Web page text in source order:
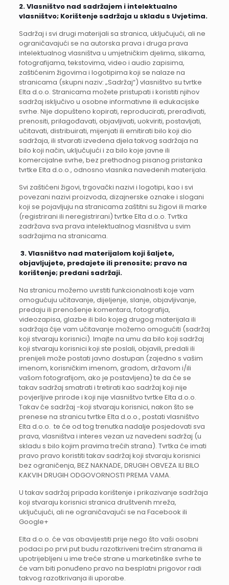
2. Vlasništvo nad sadržajem i intelektualno
vlasništvo; Korištenje sadržaja u skladu s Uvjetima.
Sadržaj i svi drugi materijali sa stranica, uključujući, ali ne
ograničavajući se na autorska prava i druga prava
intelektualnog vlasništva u umjetničkim djelima, slikama,
fotografijama, tekstovima, video i audio zapisima,
zaštićenim žigovima i logotipima koji se nalaze na
stranicama (skupni naziv: „Sadržaj“) vlasništvo su tvrtke
Elta d.o.o. Stranicama možete pristupati i koristiti njihov
sadržaj isključivo u osobne informativne ili edukacijske
svrhe. Nije dopušteno kopirati, reproducirati, prerađivati,
prenositi, prilagođavati, objavljivati, uokviriti, postavljati,
učitavati, distribuirati, mijenjati ili emitirati bilo koji dio
sadržaja, ili stvarati izvedena djela takvog sadržaja na
bilo koji način, uključujući i za bilo koje javne ili
komercijalne svrhe, bez prethodnog pisanog pristanka
tvrtke Elta d.o.o., odnosno vlasnika navedenih materijala.
Svi zaštićeni žigovi, trgovački nazivi i logotipi, kao i svi
povezani nazivi proizvoda, dizajnerske oznake i slogani
koji se pojavljuju na stranicama zaštitni su žigovi ili marke
(registrirani ili neregistrirani) tvrtke Elta d.o.o. Tvrtka
zadržava sva prava intelektualnog vlasništva u svim
sadržajima na stranicama.
3.Vlasništvo nad materijalom koji šaljete,
objavljujete, predajete ili prenosite; pravo na
korištenje; predani sadržaji.
Na stranicu možemo uvrstiti funkcionalnosti koje vam
omogućuju učitavanje, dijeljenje, slanje, objavljivanje,
predaju ili prenošenje komentara, fotografija,
videozapisa, glazbe ili bilo kojeg drugog materijala ili
sadržaja čije vam učitavanje možemo omogućiti (sadržaj
koji stvaraju korisnici). Imajte na umu da bilo koji sadržaj
koji stvaraju korisnici koji ste poslali, objavili, predali ili
prenijeli može postati javno dostupan (zajedno s vašim
imenom, korisničkim imenom, gradom, državom i/ili
vašom fotografijom, ako je postavljena) te da će se
takav sadržaj smatrati i tretirati kao sadržaj koji nije
povjerljive prirode i koji nije vlasništvo tvrtke Elta d.o.o.
Takav će sadržaj -koji stvaraju korisnici, nakon što se
prenese na stranicu tvrtke Elta d.o.o., postati vlasništvo
Elta d.o.o. te će od tog trenutka nadalje posjedovati sva
prava, vlasništva i interes vezan uz navedeni sadržaj (u
skladu s bilo kojim pravima trećih strana). Tvrtka će imati
pravo pravo koristiti takav sadržaj koji stvaraju korisnici
bez ograničenja, BEZ NAKNADE, DRUGIH OBVEZA ILI BILO
KAKVIH DRUGIH ODGOVORNOSTI PREMA VAMA.
U takav sadržaj pripada korištenje i prikazivanje sadržaja
koji stvaraju korisnici stranica društvenih mreža,
uključujući, ali ne ograničavajući se na Facebook ili
Google+
Elta d.o.o. će vas obavijestiti prije nego što vaši osobni
podaci po prvi put budu razotkriveni trećim stranama ili
upotrijebljeni u ime treće strane u marketinške svrhe te
će vam biti ponuđeno pravo na besplatni prigovor radi
takvog razotkrivanja ili uporabe.